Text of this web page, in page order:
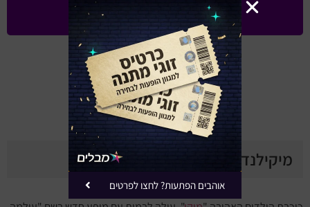
שלחו לי עדכונים ומבצעים
באפשרותך להסיר את עצמך בכל עת
עד 80% הנחה למגוון מופעים
(השירות ללא עלות)
מיקילנד- עולמה המופלא של מיקי
אוהבים הפתעות? לחצו לפרטים